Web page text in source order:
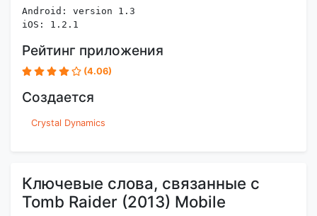
Android: version 1.3
iOS: 1.2.1
Рейтинг приложения
(4.06)
Создается
Crystal Dynamics
Ключевые слова, связанные с
Tomb Raider (2013) Mobile